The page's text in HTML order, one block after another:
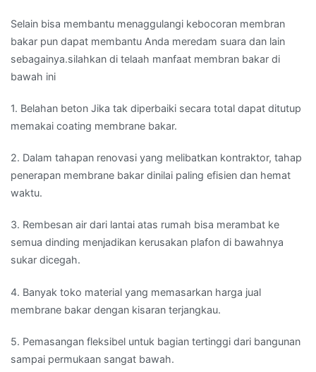
Selain bisa membantu menaggulangi kebocoran membran
bakar pun dapat membantu Anda meredam suara dan lain
sebagainya.silahkan di telaah manfaat membran bakar di
bawah ini
1. Belahan beton Jika tak diperbaiki secara total dapat ditutup
memakai coating membrane bakar.
2. Dalam tahapan renovasi yang melibatkan kontraktor, tahap
penerapan membrane bakar dinilai paling efisien dan hemat
waktu.
3. Rembesan air dari lantai atas rumah bisa merambat ke
semua dinding menjadikan kerusakan plafon di bawahnya
sukar dicegah.
4. Banyak toko material yang memasarkan harga jual
membrane bakar dengan kisaran terjangkau.
5. Pemasangan fleksibel untuk bagian tertinggi dari bangunan
sampai permukaan sangat bawah.